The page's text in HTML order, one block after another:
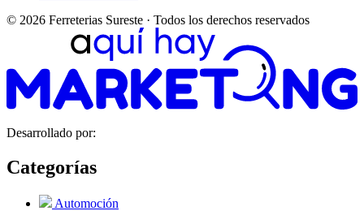
© 2026 Ferreterias Sureste · Todos los derechos reservados
Desarrollado por:
Categorías
Automoción